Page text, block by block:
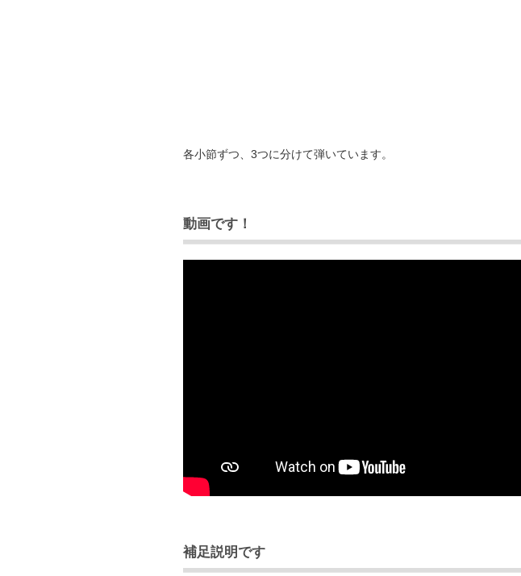
各小節ずつ、3つに分けて弾いています。
動画です！
補足説明です